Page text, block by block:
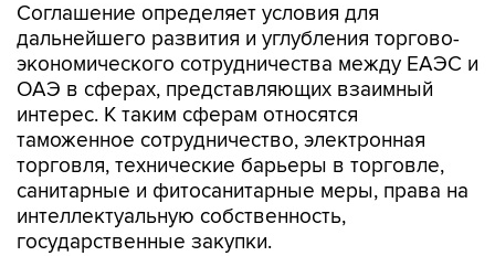
Соглашение определяет условия для
дальнейшего развития и углубления торгово-
экономического сотрудничества между ЕАЭС и
ОАЭ в сферах, представляющих взаимный
интерес. К таким сферам относятся
таможенное сотрудничество, электронная
торговля, технические барьеры в торговле,
санитарные и фитосанитарные меры, права на
интеллектуальную собственность,
государственные закупки.